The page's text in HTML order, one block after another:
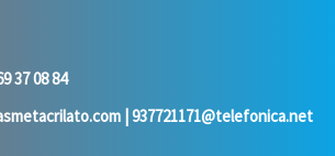
37 08 84
| 937721171@telefonica.net